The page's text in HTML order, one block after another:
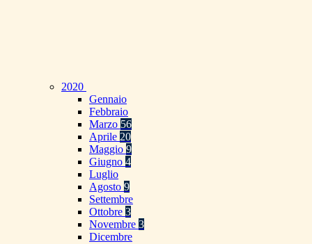
2020
Gennaio
Febbraio
Marzo 56
Aprile 20
Maggio 9
Giugno 4
Luglio
Agosto 9
Settembre
Ottobre 3
Novembre 3
Dicembre